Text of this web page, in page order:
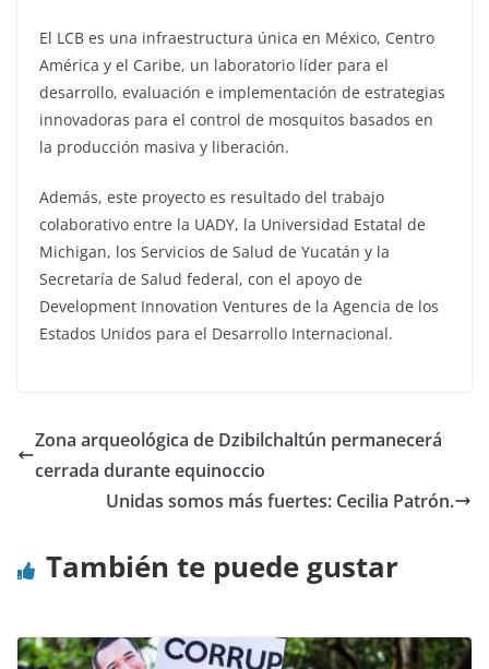
El LCB es una infraestructura única en México, Centro
América y el Caribe, un laboratorio líder para el
desarrollo, evaluación e implementación de estrategias
innovadoras para el control de mosquitos basados en
la producción masiva y liberación.
Además, este proyecto es resultado del trabajo
colaborativo entre la UADY, la Universidad Estatal de
Michigan, los Servicios de Salud de Yucatán y la
Secretaría de Salud federal, con el apoyo de
Development Innovation Ventures de la Agencia de los
Estados Unidos para el Desarrollo Internacional.
Zona arqueológica de Dzibilchaltún permanecerá
cerrada durante equinoccio
Unidas somos más fuertes: Cecilia Patrón.
También te puede gustar